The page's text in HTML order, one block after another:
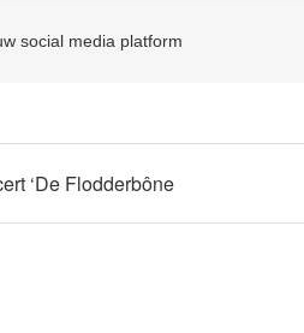
social media platform
‘De Flodderbône